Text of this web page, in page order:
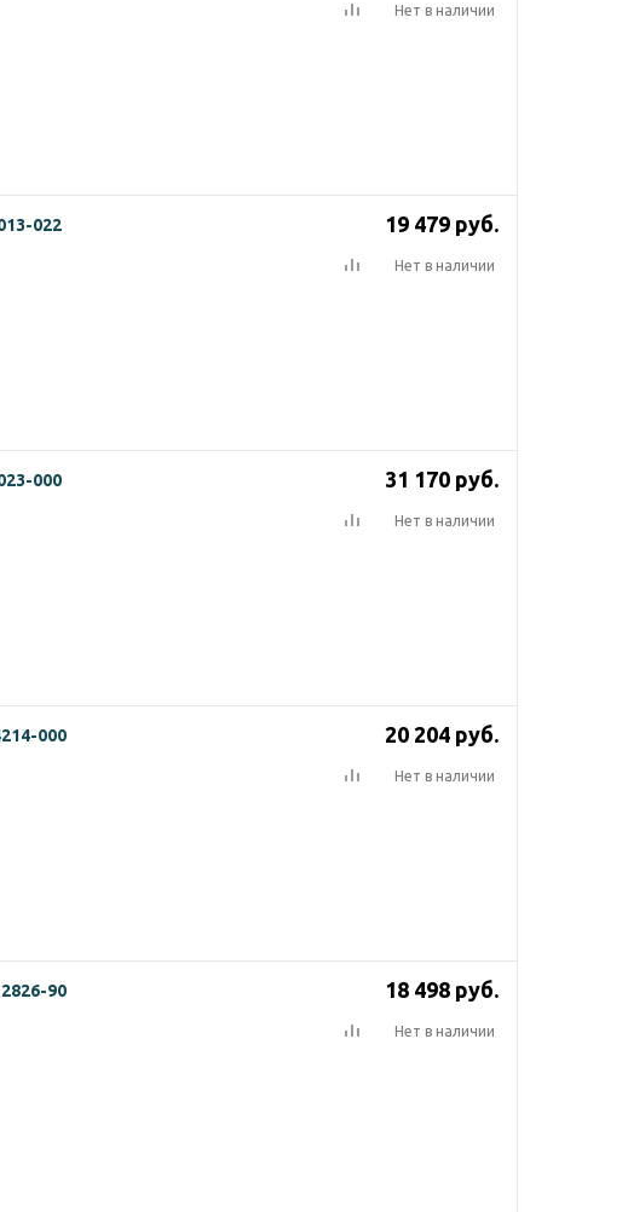
Нет в наличии
022 19 479 руб.
Нет в наличии
000 31 170 руб.
Нет в наличии
000 20 204 руб.
Нет в наличии
90 18 498 руб.
Нет в наличии